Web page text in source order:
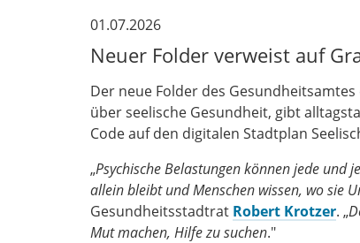
01.07.2026
Neuer Folder verweist auf
Der neue Folder des Gesundheitsamtes
über seelische Gesundheit, gibt
Code auf den digitalen Stadtplan
„Psychische Belastungen können jede und
allein bleibt und Menschen wissen, wo sie
Gesundheitsstadtrat Robert Krotzer. „
Mut machen, Hilfe zu suchen."